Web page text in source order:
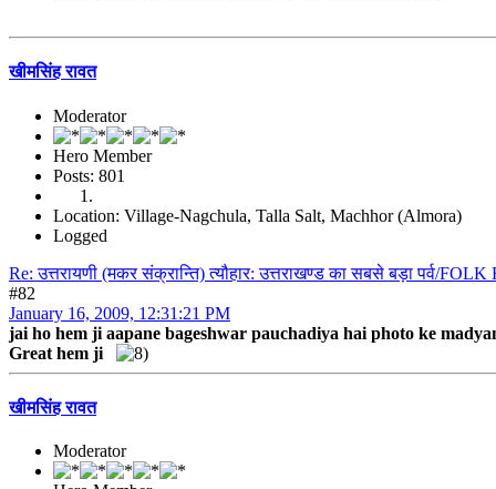
खीमसिंह रावत
Moderator
Hero Member
Posts: 801
Location: Village-Nagchula, Talla Salt, Machhor (Almora)
Logged
Re: उत्तरायणी (मकर संक्रान्ति) त्यौहार: उत्तराखण्ड का सबसे बड़ा पर्व/
#82
January 16, 2009, 12:31:21 PM
jai ho hem ji aapane bageshwar pauchadiya hai photo ke
Great hem ji
खीमसिंह रावत
Moderator